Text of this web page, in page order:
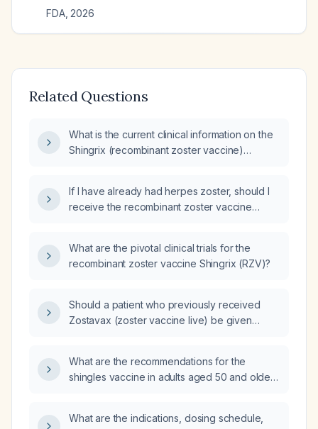
FDA, 2026
Related Questions
What is the current clinical information on the
Shingrix (recombinant zoster vaccine)
If I have already had herpes zoster, should I
receive the recombinant zoster vaccine
What are the pivotal clinical trials for the
recombinant zoster vaccine Shingrix (RZV)?
Should a patient who previously received
Zostavax (zoster vaccine live) be given
What are the recommendations for the
shingles vaccine in adults aged 50 and older,
What are the indications, dosing schedule,